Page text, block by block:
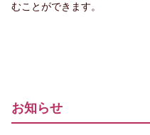
むことができます。
お知らせ